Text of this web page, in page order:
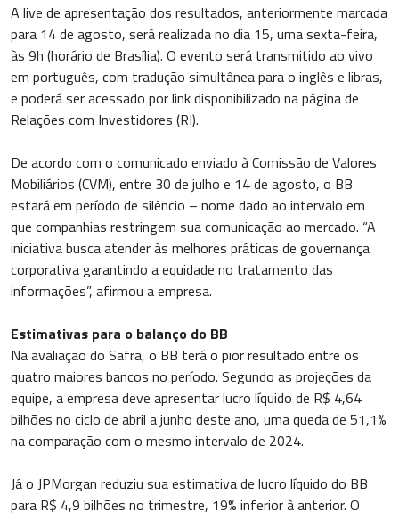
A live de apresentação dos resultados, anteriormente marcada
para 14 de agosto, será realizada no dia 15, uma sexta-feira,
às 9h (horário de Brasília). O evento será transmitido ao vivo
em português, com tradução simultânea para o inglês e libras,
e poderá ser acessado por link disponibilizado na página de
Relações com Investidores (RI).
De acordo com o comunicado enviado à Comissão de Valores
Mobiliários (CVM), entre 30 de julho e 14 de agosto, o BB
estará em período de silêncio – nome dado ao intervalo em
que companhias restringem sua comunicação ao mercado. “A
iniciativa busca atender às melhores práticas de governança
corporativa garantindo a equidade no tratamento das
informações”, afirmou a empresa.
Estimativas para o balanço do BB
Na avaliação do Safra, o BB terá o pior resultado entre os
quatro maiores bancos no período. Segundo as projeções da
equipe, a empresa deve apresentar lucro líquido de R$ 4,64
bilhões no ciclo de abril a junho deste ano, uma queda de 51,1%
na comparação com o mesmo intervalo de 2024.
Já o JPMorgan reduziu sua estimativa de lucro líquido do BB
para R$ 4,9 bilhões no trimestre, 19% inferior à anterior. O